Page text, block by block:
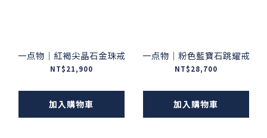
一点物｜紅褐尖晶石金珠戒
NT$21,900
加入購物車
一点物｜粉色藍寶石跳耀戒
NT$28,700
加入購物車